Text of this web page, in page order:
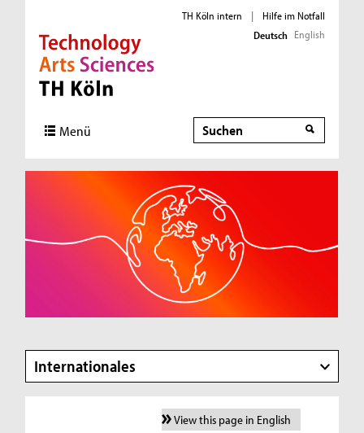
Direkt zur Hauptnavigation
Direkt zur Subnavigation
Direkt zum Inhalt
Direkt zum Fußbereich
TH Köln intern |
Hilfe im Notfall
Deutsch English
Menü Suche
Internationales
View this page in English